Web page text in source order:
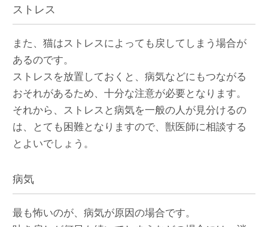
ストレス
また、猫はストレスによっても戻してしまう場合が
あるのです。
ストレスを放置しておくと、病気などにもつながる
おそれがあるため、十分な注意が必要となります。
それから、ストレスと病気を一般の人が見分けるの
は、とても困難となりますので、獣医師に相談する
とよいでしょう。
病気
最も怖いのが、病気が原因の場合です。